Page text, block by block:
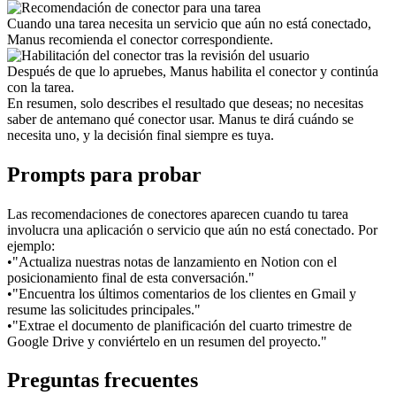
Cuando una tarea necesita un servicio que aún no está conectado,
Manus recomienda el conector correspondiente.
Después de que lo apruebes, Manus habilita el conector y continúa
con la tarea.
En resumen, solo describes el resultado que deseas; no necesitas
saber de antemano qué conector usar. Manus te dirá cuándo se
necesita uno, y la decisión final siempre es tuya.
Prompts para probar
Las recomendaciones de conectores aparecen cuando tu tarea
involucra una aplicación o servicio que aún no está conectado. Por
ejemplo:
•"Actualiza nuestras notas de lanzamiento en Notion con el
posicionamiento final de esta conversación."
•"Encuentra los últimos comentarios de los clientes en Gmail y
resume las solicitudes principales."
•"Extrae el documento de planificación del cuarto trimestre de
Google Drive y conviértelo en un resumen del proyecto."
Preguntas frecuentes